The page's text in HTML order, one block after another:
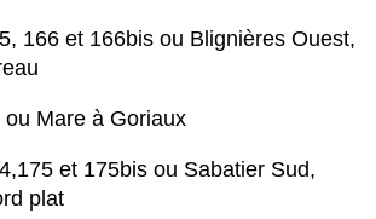
166 et 166bis ou Blignières Ouest,
ou Mare à Goriaux
et 175bis ou Sabatier Sud,
plat